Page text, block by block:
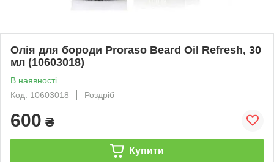
Олія для бороди Proraso Beard Oil Refresh, 30
мл (10603018)
В наявності
Код: 10603018
Роздріб
600 ₴
Купити